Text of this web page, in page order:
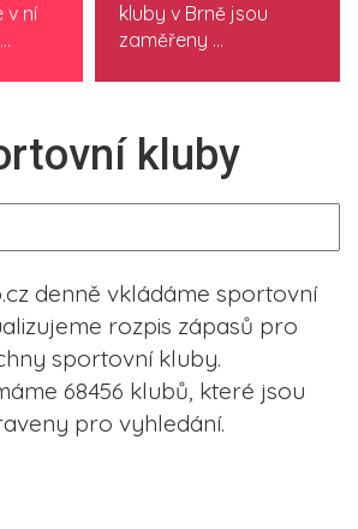
v ní
kluby v Brně jsou
zaměřeny ...
kluby
denně vkládáme sportovní
rozpis zápasů pro
sportovní kluby.
68456 klubů, které jsou
pro vyhledání.